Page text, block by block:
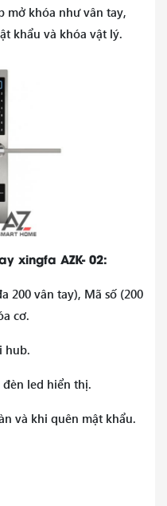
mở khóa như vân tay,
khẩu và khóa vật lý.
xingfa AZK- 02:
200 vân tay), Mã số (200
cơ.
hub.
đèn led hiển thị.
và khi quên mật khẩu.